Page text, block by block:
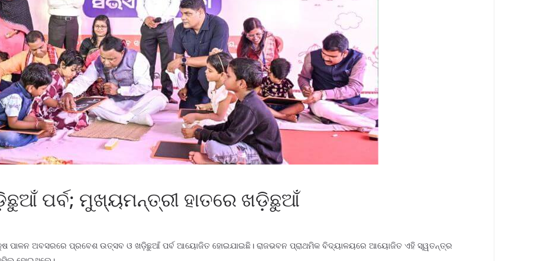
ପର୍ବ; ମୁଖ୍ୟମନ୍ତ୍ରୀ ହାତରେ ଖଡ଼ିଛୁଆଁ
ପାଳନ ଅବସରରେ ପ୍ରବେଶ ଉତ୍ସବ ଓ ଖଡ଼ିଛୁଆଁ ପର୍ବ ଆୟୋଜିତ ହୋଇଯାଇଛି। ରାଜଭବନ ପ୍ରାଥମିକ ବିଦ୍ୟାଳୟରେ ଆୟୋଜିତ ଏହି ସ୍ୱତନ୍ତ୍ର